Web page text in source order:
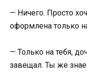
— Ничего. Просто
оформлена только
— Только на тебя,
завещал. Ты же